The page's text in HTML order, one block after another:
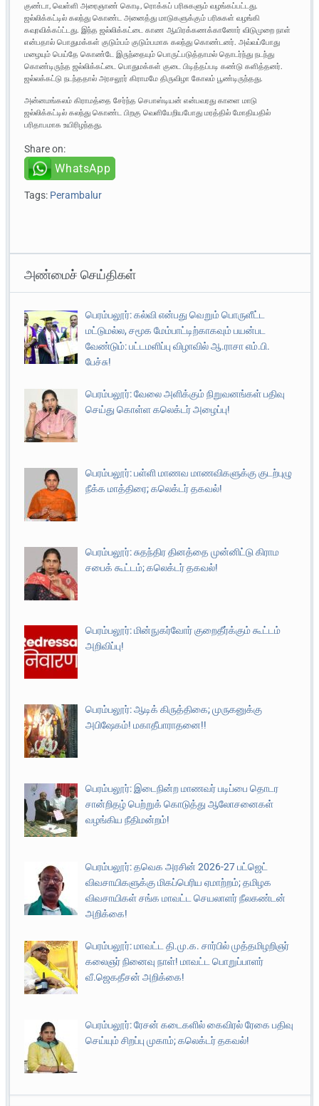
குண்டா, வெள்ளி அரைஞாண் கொடி, ரொக்கப் பரிசுகளும் வழங்கப்பட்டது.
ஜல்லிக்கட்டில் கலந்து கொண்ட அனைத்து மாடுகளுக்கும் பரிசுகள் வழங்கி
கவுரவிக்கப்ட்டது. இந்த ஜல்லிக்கட்டை காண ஆயிரக்கணக்கானோர் விடுமுறை நாள்
என்பதால் பொதுமக்கள் குடும்பம் குடும்பமாக கலந்து கொண்டனர். அவ்வப்போது
மழையும் பெய்தே கொண்டே இருந்தையும் பொருட்படுத்தாமல் தொடர்ந்து நடந்து
கொண்டிருந்த ஜல்லிக்கட்டை பொதுமக்கள் குடை பிடித்தப்படி கண்டு களித்தனர்.
ஜல்லக்கட்டு நடந்ததால் அரசலூர் கிராமமே திருவிழா கோலம் பூண்டிருந்தது.
அன்னமங்கலம் கிராமத்தை சேர்ந்த செபாஸ்டியன் என்பவரது காளை மாடு
ஜல்லிக்கட்டில் கலந்து கொண்ட பிறகு வெளியேறியபோது மரத்தில் மோதியதில்
பரிதாபமாக உயிரிழந்தது.
Share on:
WhatsApp
Tags: Perambalur
அண்மைச் செய்திகள்
பெரம்பலூர்: கல்வி என்பது வெறும் பொருளீட்ட
மட்டுமல்ல, சமூக மேம்பாட்டிற்காகவும் பயன்பட
வேண்டும்: பட்டமளிப்பு விழாவில் ஆ.ராசா எம்.பி.
பேச்சு!
பெரம்பலூர்: வேலை அளிக்கும் நிறுவனங்கள் பதிவு
செய்து கொள்ள கலெக்டர் அழைப்பு!
பெரம்பலூர்: பள்ளி மாணவ மாணவிகளுக்கு குடற்புழு
நீக்க மாத்திரை; கலெக்டர் தகவல்!
பெரம்பலூர்: சுதந்திர தினத்தை முன்னிட்டு கிராம
சபைக் கூட்டம்; கலெக்டர் தகவல்!
பெரம்பலூர்: மின்நுகர்வோர் குறைதீர்க்கும் கூட்டம்
அறிவிப்பு!
பெரம்பலூர்: ஆடிக் கிருத்திகை; முருகனுக்கு
அபிஷேகம்! மகாதீபாராதனை!!
பெரம்பலூர்: இடைநின்ற மாணவர் படிப்பை தொடர
சான்றிதழ் பெற்றுக் கொடுத்து ஆலோசனைகள்
வழங்கிய நீதிமன்றம்!
பெரம்பலூர்: தவெக அரசின் 2026-27 பட்ஜெட்
விவசாயிகளுக்கு மிகப்பெரிய ஏமாற்றம்; தமிழக
விவசாயிகள் சங்க மாவட்ட செயலாளர் நீலகண்டன்
அறிக்கை!
பெரம்பலூர்: மாவட்ட தி.மு.க. சார்பில் முத்தமிழறிஞர்
கலைஞர் நினைவு நாள்! மாவட்ட பொறுப்பாளர்
வீ.ஜெகதீசன் அறிக்கை!
பெரம்பலூர்: ரேசன் கடைகளில் கைவிரல் ரேகை பதிவு
செய்யும் சிறப்பு முகாம்; கலெக்டர் தகவல்!